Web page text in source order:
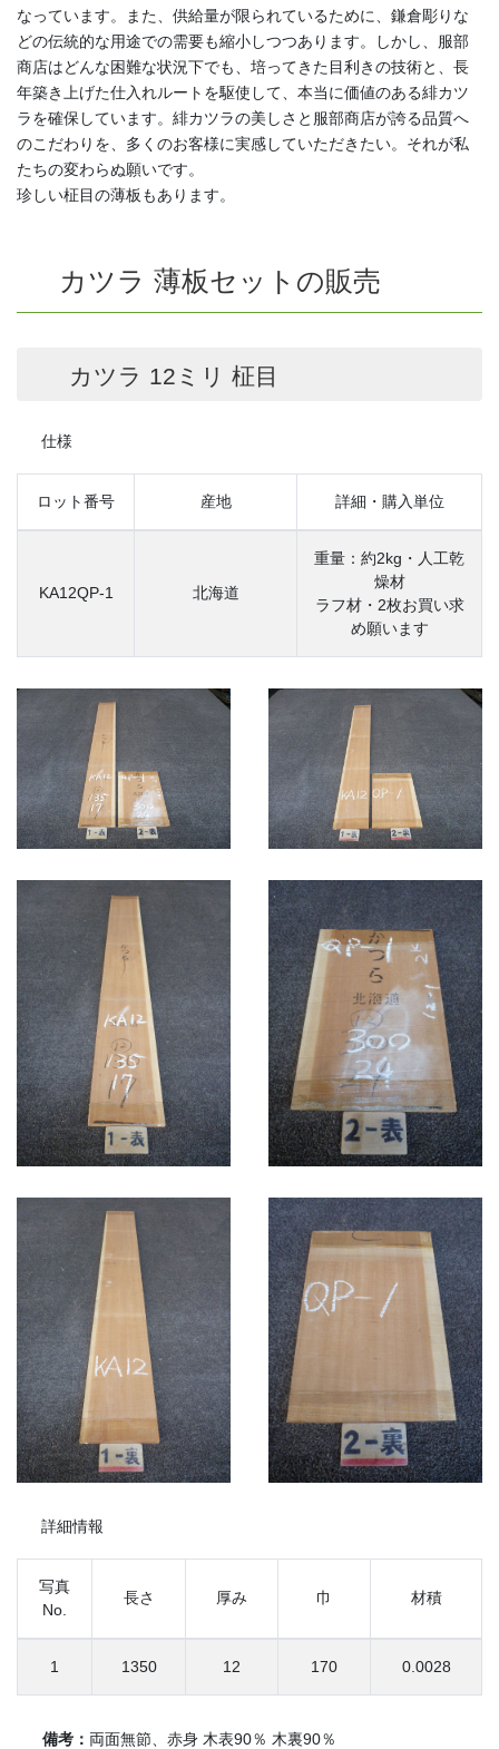
なっています。また、供給量が限られているために、鎌倉彫りな
どの伝統的な用途での需要も縮小しつつあります。しかし、服部
商店はどんな困難な状況下でも、培ってきた目利きの技術と、長
年築き上げた仕入れルートを駆使して、本当に価値のある緋カツ
ラを確保しています。緋カツラの美しさと服部商店が誇る品質へ
のこだわりを、多くのお客様に実感していただきたい。それが私
たちの変わらぬ願いです。
珍しい柾目の薄板もあります。
カツラ 薄板セットの販売
カツラ 12ミリ 柾目
仕様
ロット番号 産地 詳細・購入単位
KA12QP-1 北海道
重量：約2kg・人工乾
燥材
ラフ材・2枚お買い求
め願います
詳細情報
写真
No.
長さ 厚み 巾 材積
1 1350 12 170 0.0028
備考： 両面無節、赤身 木表90％ 木裏90％